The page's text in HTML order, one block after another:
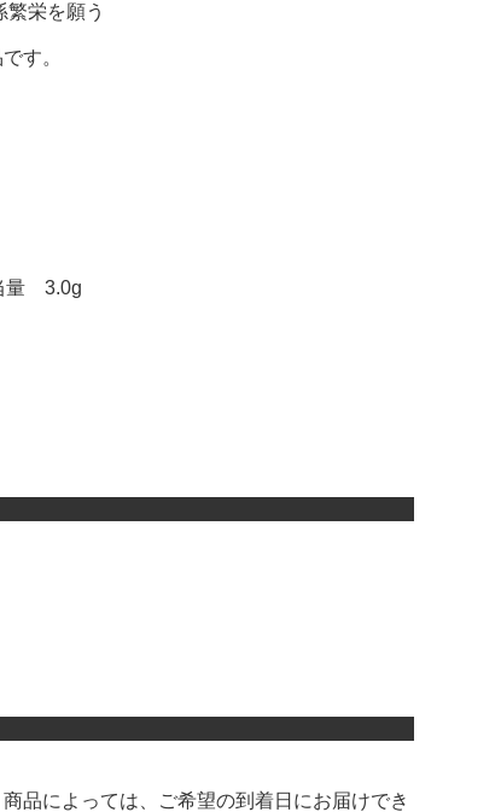
栄を願う
す。
量 3.0g
品によっては、ご希望の到着日にお届けでき